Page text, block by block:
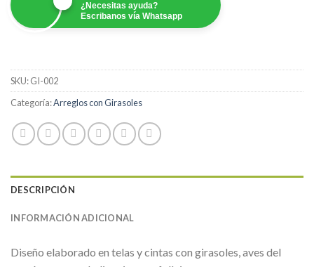
¿Necesitas ayuda?
Escribanos vía Whatsapp
SKU:GI-002
Categoría:Arreglos con Girasoles
DESCRIPCIÓN
INFORMACIÓN ADICIONAL
Diseño elaborado en telas y cintas con girasoles, aves del